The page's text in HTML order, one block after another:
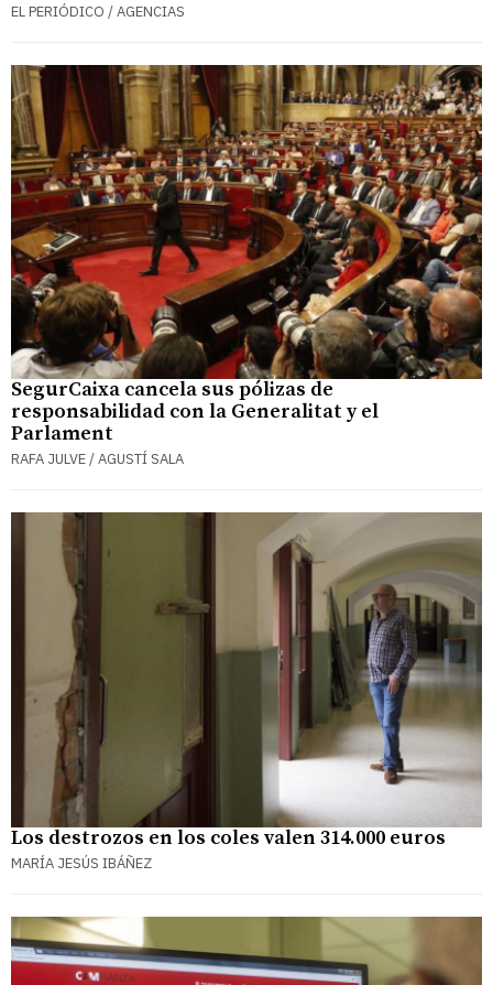
EL PERIÓDICO / AGENCIAS
SegurCaixa cancela sus pólizas de
responsabilidad con la Generalitat y el
Parlament
RAFA JULVE / AGUSTÍ SALA
Los destrozos en los coles valen 314.000 euros
MARÍA JESÚS IBÁÑEZ